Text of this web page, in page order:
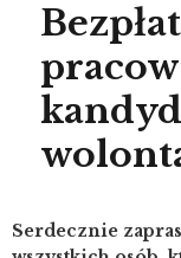
Serdecznie